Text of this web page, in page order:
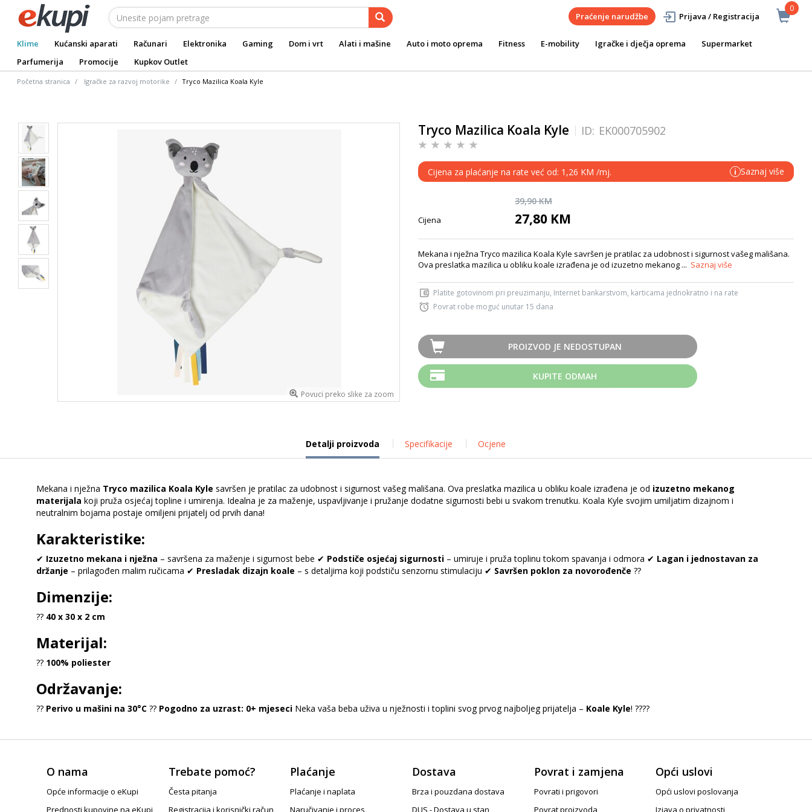
0
Praćenje narudžbe Prijava / Registracija
Klime Kućanski aparati Računari Elektronika Gaming Dom i vrt Alati i mašine Auto i moto oprema Fitness E-mobility Igračke i dječja oprema
Supermarket
Parfumerija
Promocije Kupkov Outlet
Početna stranica Igračke za razvoj motorike Tryco Mazilica Koala Kyle
Povuci preko slike za zoom
Tryco Mazilica Koala Kyle ID: EK000705902
Cijena za plaćanje na rate već od: 1,26 KM /mj. i Saznaj više
39,90 KM
Cijena 27,80 KM
Mekana i nježna Tryco mazilica Koala Kyle savršen je pratilac za udobnost i sigurnost vašeg mališana.
Ova preslatka mazilica u obliku koale izrađena je od izuzetno mekanog ... Saznaj više
Platite gotovinom pri preuzimanju, Internet bankarstvom, karticama jednokratno i na rate
Povrat robe moguć unutar 15 dana
PROIZVOD JE NEDOSTUPAN
KUPITE ODMAH
Detalji proizvoda Specifikacije Ocjene
Mekana i nježna Tryco mazilica Koala Kyle savršen je pratilac za udobnost i sigurnost vašeg mališana. Ova preslatka mazilica u obliku koale izrađena je od izuzetno mekanog
materijala koji pruža osjećaj topline i umirenja. Idealna je za maženje, uspavljivanje i pružanje dodatne sigurnosti bebi u svakom trenutku. Koala Kyle svojim umiljatim dizajnom i
neutralnim bojama postaje omiljeni prijatelj od prvih dana!
Karakteristike:
✔ Izuzetno mekana i nježna – savršena za maženje i sigurnost bebe ✔ Podstiče osjećaj sigurnosti – umiruje i pruža toplinu tokom spavanja i odmora ✔ Lagan i jednostavan za
držanje – prilagođen malim ručicama ✔ Presladak dizajn koale – s detaljima koji podstiču senzornu stimulaciju ✔ Savršen poklon za novorođenče ??
Dimenzije:
?? 40 x 30 x 2 cm
Materijal:
?? 100% poliester
Održavanje:
?? Perivo u mašini na 30°C ?? Pogodno za uzrast: 0+ mjeseci Neka vaša beba uživa u nježnosti i toplini svog prvog najboljeg prijatelja – Koale Kyle! ????
O nama
Opće informacije o eKupi
Prednosti kupovine na eKupi
Trebate pomoć?
Česta pitanja
Registracija i korisnički račun
Plaćanje
Plaćanje i naplata
Naručivanje i proces
Dostava
Brza i pouzdana dostava
DUS - Dostava u stan
Povrat i zamjena
Povrati i prigovori
Povrat proizvoda
Opći uslovi
Opći uslovi poslovanja
Izjava o privatnosti